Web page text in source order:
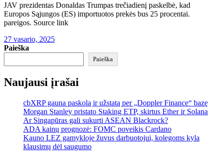
JAV prezidentas Donaldas Trumpas trečiadienį paskelbė, kad
Europos Sąjungos (ES) importuotos prekės bus 25 procentai.
pareigos. Source link
27 vasario, 2025
Paieška
Paieška
Naujausi įrašai
cbXRP gauna paskolą ir užstatą per „Doppler Finance“ bazę
Morgan Stanley pristato Staking ETP, skirtus Ether ir Solana
Ar Singapūras gali sukurti ASEAN Blackrock?
ADA kainų prognozė: FOMC poveikis Cardano
Kauno LEZ gamykloje žuvus darbuotojui, kolegoms kyla
klausimų dėl saugumo